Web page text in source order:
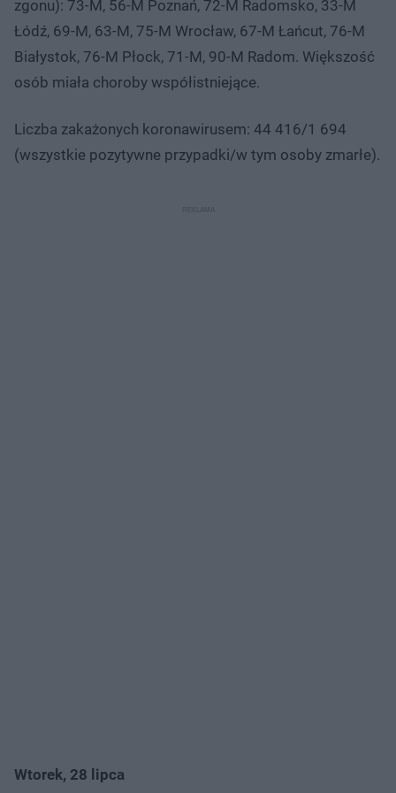
zgonu): 73-M, 56-M Poznań, 72-M Radomsko, 33-M
Łódź, 69-M, 63-M, 75-M Wrocław, 67-M Łańcut, 76-M
Białystok, 76-M Płock, 71-M, 90-M Radom. Większość
osób miała choroby współistniejące.
Liczba zakażonych koronawirusem: 44 416/1 694
(wszystkie pozytywne przypadki/w tym osoby zmarłe).
Wtorek, 28 lipca